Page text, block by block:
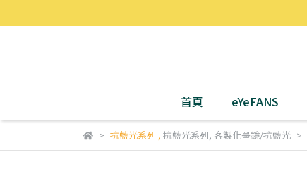
首頁 eYeFANS
抗藍光系列 , 抗藍光系列, 客製化墨鏡/抗藍光